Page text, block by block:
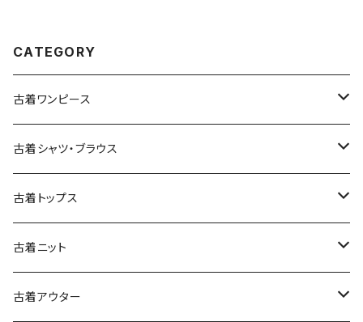
CATEGORY
古着ワンピース
古着長袖ワンピース
古着半袖ワンピース
古着ノースリーブワンピース
古着キャミソールワンピース
古着シャツ・ブラウス
古着長袖シャツ・ブラウス
古着半袖シャツ・ブラウス
古着ノースリーブシャツ・ブラウス
古着トップス
古着スウェット&パーカー
古着スウェット
古着プルオーバー
古着ニット
古着セーター
古着アウター